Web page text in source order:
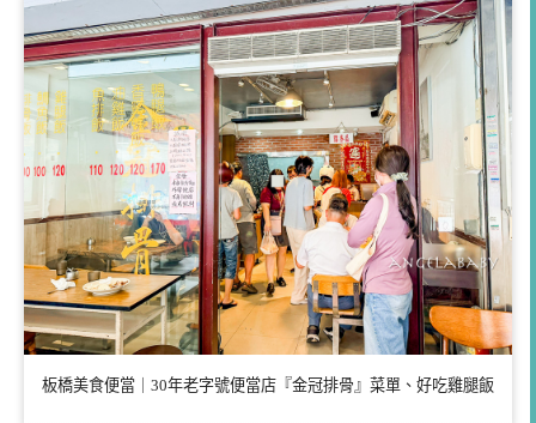
板橋美食便當｜30年老字號便當店『金冠排骨』菜單、好吃雞腿飯